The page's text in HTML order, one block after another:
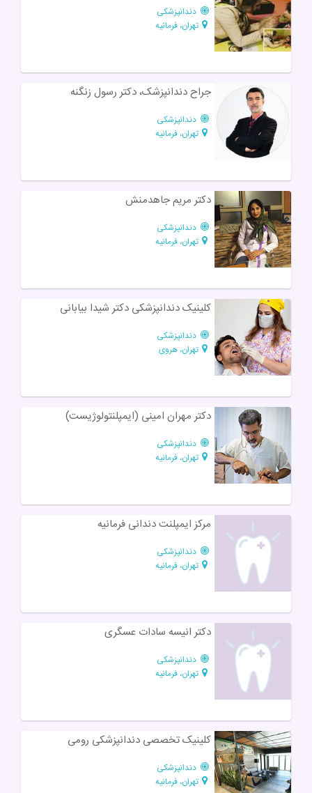
دندانپزشکی
تهران، فرمانیه
جراح دندانپزشک، دکتر رسول زنگنه
دندانپزشکی
تهران، فرمانیه
دکتر مریم جاهدمنش
دندانپزشکی
تهران، فرمانیه
کلینیک دندانپزشکی دکتر شیدا بیابانی
دندانپزشکی
تهران، هروی
دكتر مهران امينی (ایمپلنتولوژیست)
دندانپزشکی
تهران، فرمانیه
مرکز ایمپلنت دندانی فرمانیه
دندانپزشکی
تهران، فرمانیه
دکتر انیسه سادات عسگری
دندانپزشکی
تهران، فرمانیه
کلینیک تخصصی دندانپزشکی رومی
دندانپزشکی
تهران، فرمانیه